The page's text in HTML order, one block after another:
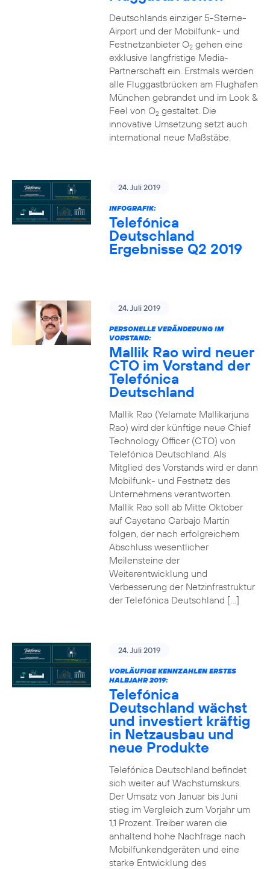
Deutschlands einziger 5-Sterne-
Airport und der Mobilfunk- und
Festnetzanbieter O2gehen eine
exklusive langfristige Media-
Partnerschaft ein. Erstmals werden
alle Fluggastbrücken am Flughafen
München gebrandet und im Look &
Feel von O2gestaltet. Die
innovative Umsetzung setzt auch
international neue Maßstäbe.
24. Juli 2019
INFOGRAFIK:
Telefónica
Deutschland
Ergebnisse Q2 2019
24. Juli 2019
PERSONELLE VERÄNDERUNG IM
VORSTAND:
Mallik Rao wird neuer
CTO im Vorstand der
Telefónica
Deutschland
Mallik Rao (Yelamate Mallikarjuna
Rao) wird der künftige neue Chief
Technology Officer (CTO) von
Telefónica Deutschland. Als
Mitglied des Vorstands wird er dann
Mobilfunk- und Festnetz des
Unternehmens verantworten.
Mallik Rao soll ab Mitte Oktober
auf Cayetano Carbajo Martin
folgen, der nach erfolgreichem
Abschluss wesentlicher
Meilensteine der
Weiterentwicklung und
Verbesserung der Netzinfrastruktur
der Telefónica Deutschland […]
24. Juli 2019
VORLÄUFIGE KENNZAHLEN ERSTES
HALBJAHR 2019:
Telefónica
Deutschland wächst
und investiert kräftig
in Netzausbau und
neue Produkte
Telefónica Deutschland befindet
sich weiter auf Wachstumskurs.
Der Umsatz von Januar bis Juni
stieg im Vergleich zum Vorjahr um
1,1 Prozent. Treiber waren die
anhaltend hohe Nachfrage nach
Mobilfunkendgeräten und eine
starke Entwicklung des